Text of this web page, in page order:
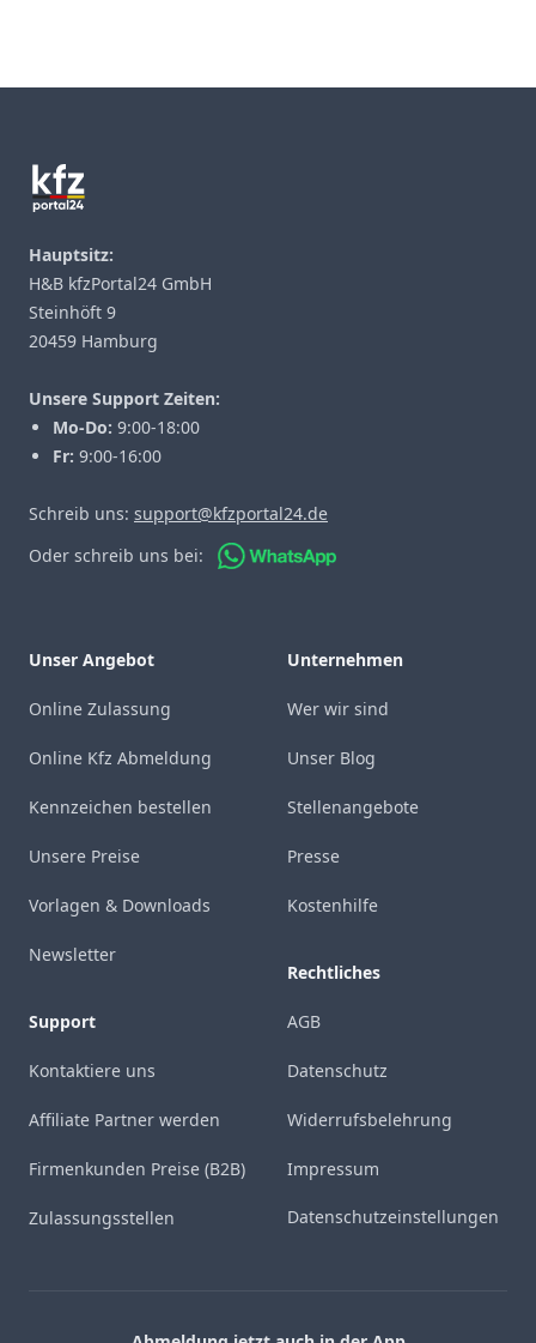
Hauptsitz:
H&B kfzPortal24 GmbH
Steinhöft 9
20459 Hamburg
Unsere Support Zeiten:
Mo-Do: 9:00-18:00
Fr: 9:00-16:00
Schreib uns: support@kfzportal24.de
Oder schreib uns bei:
Unser Angebot
Online Zulassung
Online Kfz Abmeldung
Kennzeichen bestellen
Unsere Preise
Vorlagen & Downloads
Newsletter
Support
Kontaktiere uns
Affiliate Partner werden
Firmenkunden Preise (B2B)
Zulassungsstellen
Unternehmen
Wer wir sind
Unser Blog
Stellenangebote
Presse
Kostenhilfe
Rechtliches
AGB
Datenschutz
Widerrufsbelehrung
Impressum
Datenschutzeinstellungen